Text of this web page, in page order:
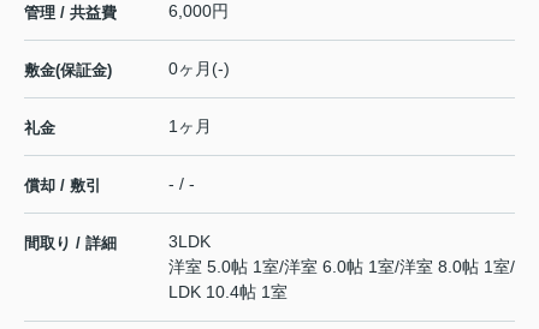
管理 / 共益費 6,000円
敷金(保証金) 0ヶ月(-)
礼金 1ヶ月
償却 / 敷引 - / -
間取り / 詳細
3LDK
洋室 5.0帖 1室/洋室 6.0帖 1室/洋室 8.0帖 1室/
LDK 10.4帖 1室